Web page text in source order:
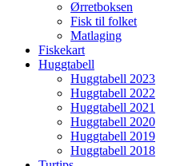
Ørretboksen
Fisk til folket
Matlaging
Fiskekart
Huggtabell
Huggtabell 2023
Huggtabell 2022
Huggtabell 2021
Huggtabell 2020
Huggtabell 2019
Huggtabell 2018